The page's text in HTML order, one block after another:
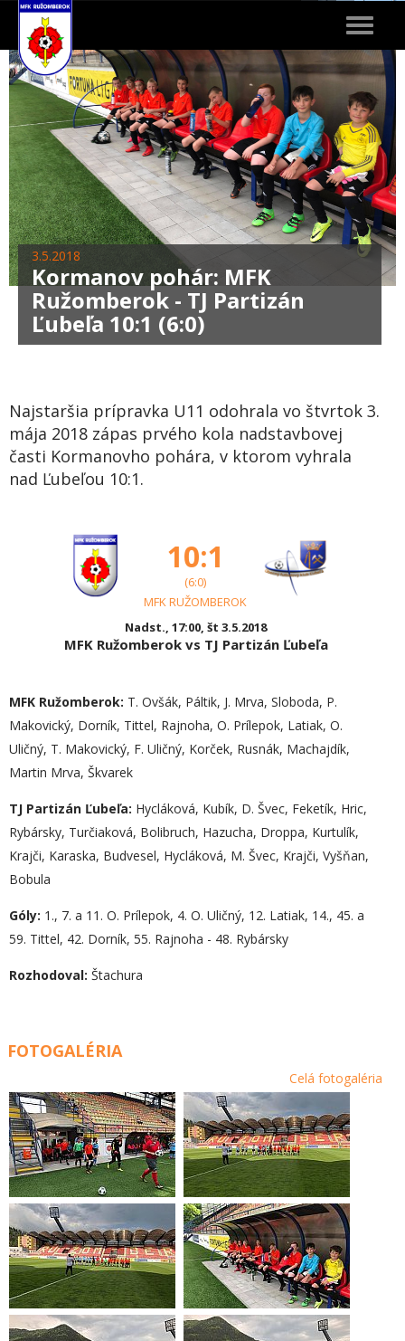
Toggle
3.5.2018
Kormanov pohár: MFK
Ružomberok - TJ Partizán
Ľubeľa 10:1 (6:0)
Najstaršia prípravka U11 odohrala vo štvrtok 3.
mája 2018 zápas prvého kola nadstavbovej
časti Kormanovho pohára, v ktorom vyhrala
nad Ľubeľou 10:1.
10:1
(6:0)
MFK RUŽOMBEROK
Nadst., 17:00, št 3.5.2018
MFK Ružomberok vs TJ Partizán Ľubeľa
MFK Ružomberok: T. Ovšák, Páltik, J. Mrva, Sloboda, P.
Makovický, Dorník, Tittel, Rajnoha, O. Prílepok, Latiak, O.
Uličný, T. Makovický, F. Uličný, Korček, Rusnák, Machajdík,
Martin Mrva, Škvarek
TJ Partizán Ľubeľa: Hycláková, Kubík, D. Švec, Feketík, Hric,
Rybársky, Turčiaková, Bolibruch, Hazucha, Droppa, Kurtulík,
Krajči, Karaska, Budvesel, Hycláková, M. Švec, Krajči, Vyšňan,
Bobula
Góly: 1., 7. a 11. O. Prílepok, 4. O. Uličný, 12. Latiak, 14., 45. a
59. Tittel, 42. Dorník, 55. Rajnoha - 48. Rybársky
Rozhodoval: Štachura
FOTOGALÉRIA
Celá fotogaléria